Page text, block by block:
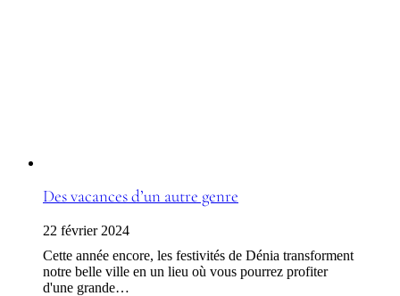
Des vacances d’un autre genre
22 février 2024
Cette année encore, les festivités de Dénia transforment
notre belle ville en un lieu où vous pourrez profiter
d'une grande…